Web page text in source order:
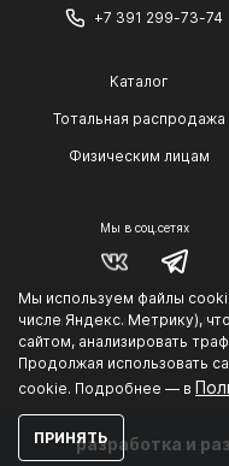
Мы используем файлы
числе Яндекс. Метрику),
сайтом, анализировать
Продолжая использовать
cookie. Подробнее — в
ПРИНЯТЬ
+7 391 299-73-74
Каталог
Тотальная распродажа
Физическим лицам
Мы в соц.сетях
Политика
разработка и